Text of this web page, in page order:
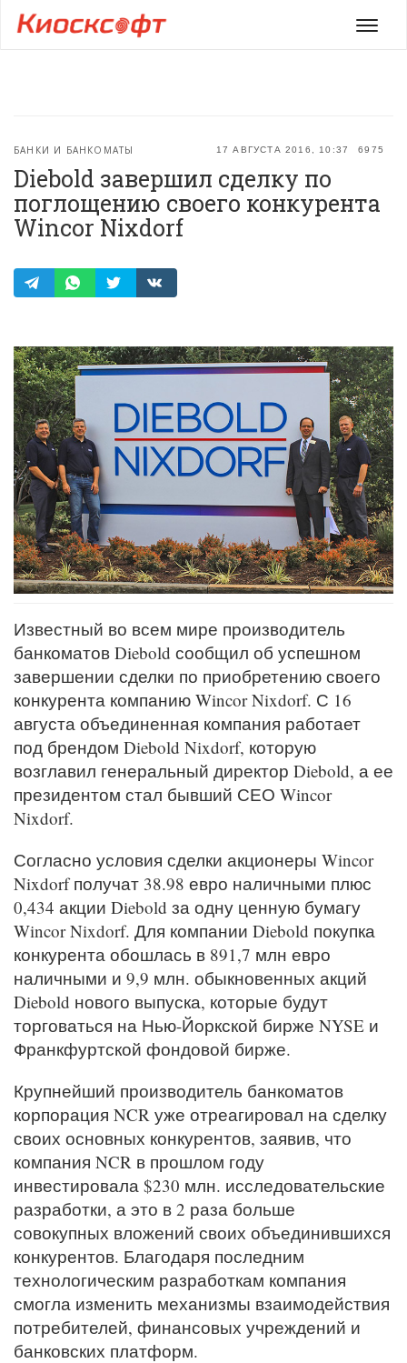
Меню
17 АВГУСТА 2016, 10:37 6975
БАНКИ И БАНКОМАТЫ
Diebold завершил сделку по
поглощению своего конкурента
Wincor Nixdorf
Известный во всем мире производитель
банкоматов Diebold сообщил об успешном
завершении сделки по приобретению своего
конкурента компанию Wincor Nixdorf. С 16
августа объединенная компания работает
под брендом Diebold Nixdorf, которую
возглавил генеральный директор Diebold, а ее
президентом стал бывший СЕО Wincor
Nixdorf.
Согласно условия сделки акционеры Wincor
Nixdorf получат 38.98 евро наличными плюс
0,434 акции Diebold за одну ценную бумагу
Wincor Nixdorf. Для компании Diebold покупка
конкурента обошлась в 891,7 млн евро
наличными и 9,9 млн. обыкновенных акций
Diebold нового выпуска, которые будут
торговаться на Нью-Йоркской бирже NYSE и
Франкфуртской фондовой бирже.
Крупнейший производитель банкоматов
корпорация NCR уже отреагировал на сделку
своих основных конкурентов, заявив, что
компания NCR в прошлом году
инвестировала $230 млн. исследовательские
разработки, а это в 2 раза больше
совокупных вложений своих объединившихся
конкурентов. Благодаря последним
технологическим разработкам компания
смогла изменить механизмы взаимодействия
потребителей, финансовых учреждений и
банковских платформ.